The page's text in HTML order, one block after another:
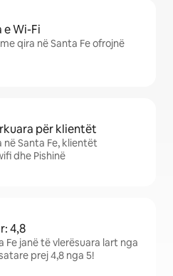
e Wi-Fi
qira në Santa Fe ofrojnë
për klientët
Santa Fe, klientët
dhe Pishinë
4,8
Fe janë të vlerësuara lart nga
prej 4,8 nga 5!